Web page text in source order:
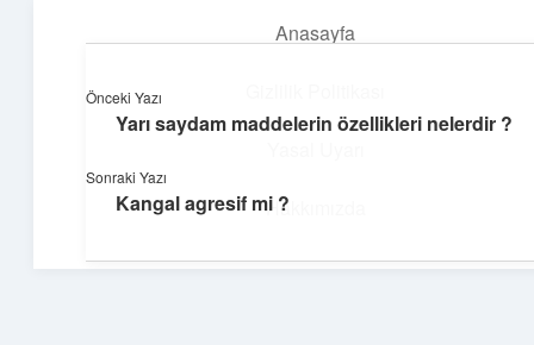
Anasayfa
Hakkımızda
Topluluk ve İlham
Önceki Yazı
Yarı saydam maddelerin özellikleri nelerdir ?
Sonraki Yazı
Kangal agresif mi ?